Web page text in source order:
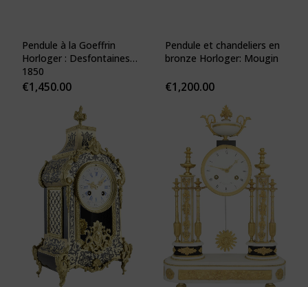
Pendule à la Goeffrin
Horloger : Desfontaines
1850
€1,450.00
Pendule et chandeliers en
bronze Horloger: Mougin
€1,200.00